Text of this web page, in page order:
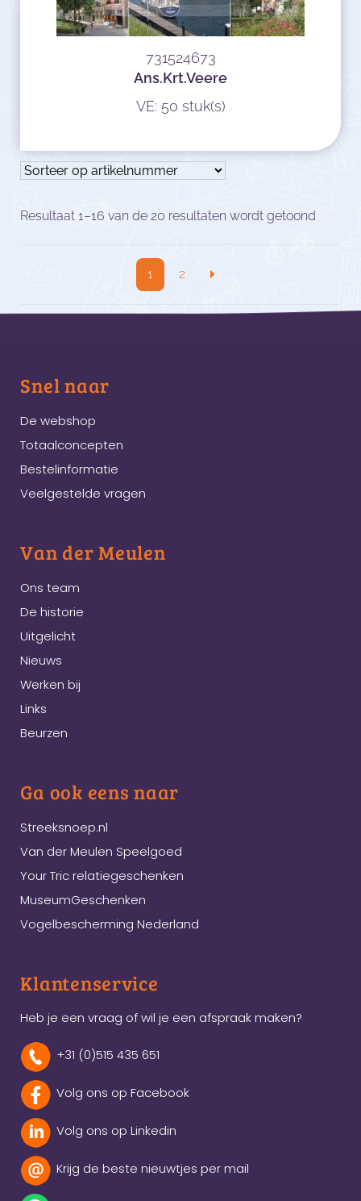
731524673
Ans.Krt.Veere
VE: 50 stuk(s)
Resultaat 1–16 van de 20 resultaten wordt getoond
1 2
Snel naar
De webshop
Totaalconcepten
Bestelinformatie
Veelgestelde vragen
Van der Meulen
Ons team
De historie
Uitgelicht
Nieuws
Werken bij
Links
Beurzen
Ga ook eens naar
Streeksnoep.nl
Van der Meulen Speelgoed
Your Tric relatiegeschenken
MuseumGeschenken
Vogelbescherming Nederland
Klantenservice
Heb je een vraag of wil je een afspraak maken?
+31 (0)515 435 651
Volg ons op Facebook
Volg ons op Linkedin
Krijg de beste nieuwtjes per mail